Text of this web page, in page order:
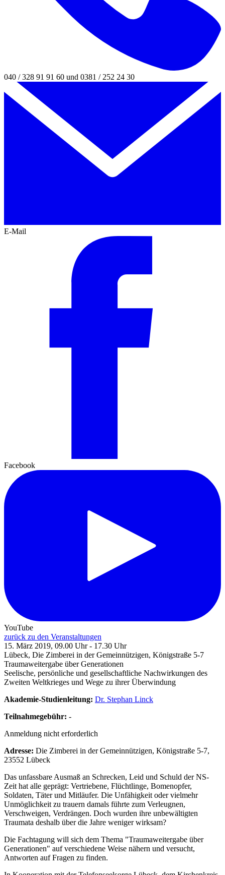
040 / 328 91 91 60 und 0381 / 252 24 30
E-Mail
Facebook
YouTube
zurück zu den Veranstaltungen
15. März 2019, 09.00 Uhr - 17.30 Uhr
Lübeck, Die Zimberei in der Gemeinnützigen, Königstraße 5-7
Traumaweitergabe über Generationen
Seelische, persönliche und gesellschaftliche Nachwirkungen des
Zweiten Weltkrieges und Wege zu ihrer Überwindung
Akademie-Studienleitung: Dr. Stephan Linck
Teilnahmegebühr: -
Anmeldung nicht erforderlich
Adresse: Die Zimberei in der Gemeinnützigen, Königstraße 5-7,
23552 Lübeck
Das unfassbare Ausmaß an Schrecken, Leid und Schuld der NS-
Zeit hat alle geprägt: Vertriebene, Flüchtlinge, Bomenopfer,
Soldaten, Täter und Mitläufer. Die Unfähigkeit oder vielmehr
Unmöglichkeit zu trauern damals führte zum Verleugnen,
Verschweigen, Verdrängen. Doch wurden ihre unbewältigten
Traumata deshalb über die Jahre weniger wirksam?
Die Fachtagung will sich dem Thema "Traumaweitergabe über
Generationen" auf verschiedene Weise nähern und versucht,
Antworten auf Fragen zu finden.